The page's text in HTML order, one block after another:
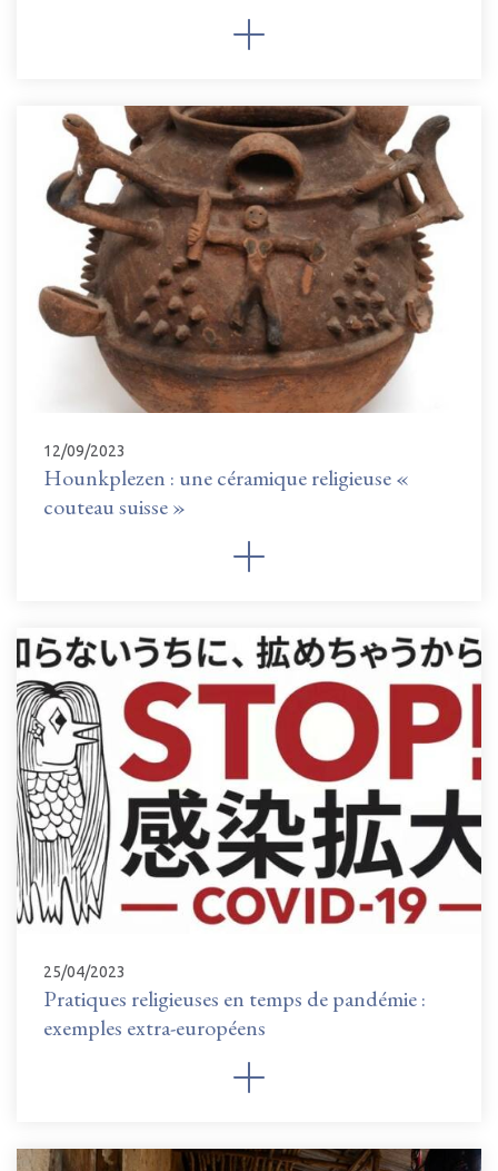
12/09/2023
Hounkplezen : une céramique religieuse «
couteau suisse »
25/04/2023
Pratiques religieuses en temps de pandémie :
exemples extra-européens